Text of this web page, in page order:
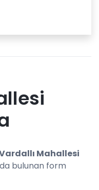
Mahallesi
bulunan form